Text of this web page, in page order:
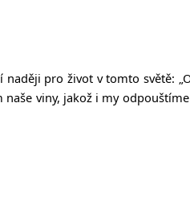
naději pro život v tomto světě:
naše viny, jakoži my odpouš